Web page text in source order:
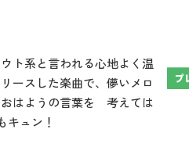
ト系と言われる心地よく温
ースした楽曲で、儚いメロ
おはようの言葉を 考えては
キュン！